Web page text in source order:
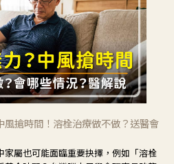
搶時間！溶栓治療做不做？送醫會
屬也可能面臨重要抉擇，例如「溶栓